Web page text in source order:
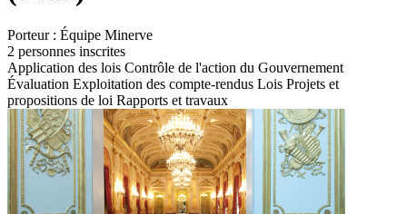
Porteur : Équipe Minerve
2 personnes inscrites
Application des lois Contrôle de l'action du Gouvernement
Évaluation Exploitation des compte-rendus Lois Projets et
propositions de loi Rapports et travaux